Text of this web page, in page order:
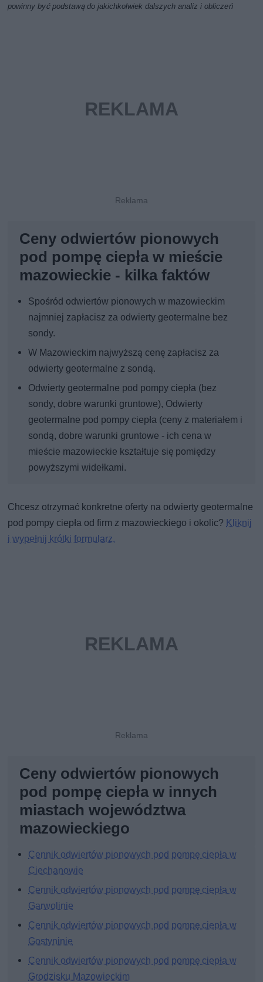
powinny być podstawą do jakichkolwiek dalszych analiz i obliczeń
Ceny odwiertów pionowych
pod pompę ciepła w mieście
mazowieckie - kilka faktów
Spośród odwiertów pionowych w mazowieckim
najmniej zapłacisz za odwierty geotermalne bez
sondy.
W Mazowieckim najwyższą cenę zapłacisz za
odwierty geotermalne z sondą.
Odwierty geotermalne pod pompy ciepła (bez
sondy, dobre warunki gruntowe), Odwierty
geotermalne pod pompy ciepła (ceny z materiałem i
sondą, dobre warunki gruntowe - ich cena w
mieście mazowieckie kształtuje się pomiędzy
powyższymi widełkami.
Chcesz otrzymać konkretne oferty na odwierty geotermalne
pod pompy ciepła od firm z mazowieckiego i okolic? Kliknij
i wypełnij krótki formularz.
Ceny odwiertów pionowych
pod pompę ciepła w innych
miastach województwa
mazowieckiego
Cennik odwiertów pionowych pod pompę ciepła w
Ciechanowie
Cennik odwiertów pionowych pod pompę ciepła w
Garwolinie
Cennik odwiertów pionowych pod pompę ciepła w
Gostyninie
Cennik odwiertów pionowych pod pompę ciepła w
Grodzisku Mazowieckim